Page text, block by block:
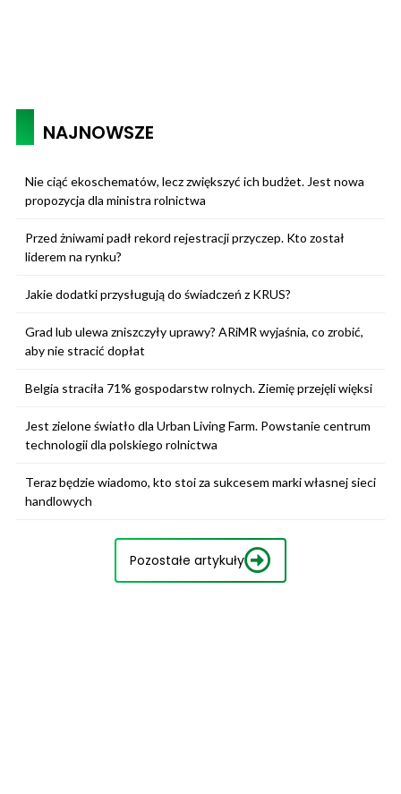
NAJNOWSZE
Nie ciąć ekoschematów, lecz zwiększyć ich budżet. Jest nowa
propozycja dla ministra rolnictwa
Przed żniwami padł rekord rejestracji przyczep. Kto został
liderem na rynku?
Jakie dodatki przysługują do świadczeń z KRUS?
Grad lub ulewa zniszczyły uprawy? ARiMR wyjaśnia, co zrobić,
aby nie stracić dopłat
Belgia straciła 71% gospodarstw rolnych. Ziemię przejęli więksi
Jest zielone światło dla Urban Living Farm. Powstanie centrum
technologii dla polskiego rolnictwa
Teraz będzie wiadomo, kto stoi za sukcesem marki własnej sieci
handlowych
Pozostałe artykuły